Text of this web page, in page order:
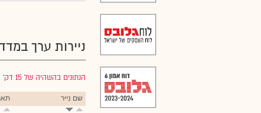
ניירות ערך
הנתונים בהשהיה של 15 דק׳
שם נייר